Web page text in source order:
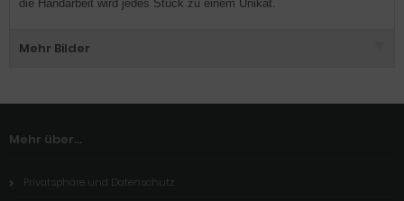
die Handarbeit wird jedes Stück zu einem Unikat.
Mehr Bilder
Mehr über...
Privatsphäre und Datenschutz